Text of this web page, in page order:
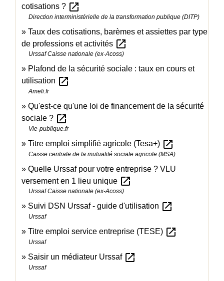
cotisations ? open_in_new
Direction interministérielle de la transformation publique (DITP)
Taux des cotisations, barèmes et assiettes par type
de professions et activités open_in_new
Urssaf Caisse nationale (ex-Acoss)
Plafond de la sécurité sociale : taux en cours et
utilisation open_in_new
Ameli.fr
Qu'est-ce qu'une loi de financement de la sécurité
sociale ? open_in_new
Vie-publique.fr
Titre emploi simplifié agricole (Tesa+) open_in_new
Caisse centrale de la mutualité sociale agricole (MSA)
Quelle Urssaf pour votre entreprise ? VLU
versement en 1 lieu unique open_in_new
Urssaf Caisse nationale (ex-Acoss)
Suivi DSN Urssaf - guide d'utilisation open_in_new
Urssaf
Titre emploi service entreprise (TESE) open_in_new
Urssaf
Saisir un médiateur Urssaf open_in_new
Urssaf